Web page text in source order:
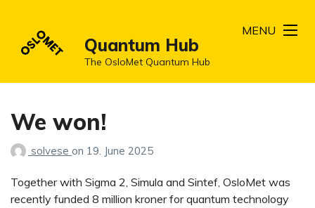
Quantum Hub
The OsloMet Quantum Hub
MENU
We won!
solvese on 19. June 2025
Together with Sigma 2, Simula and Sintef, OsloMet was
recently funded 8 million kroner for quantum technology